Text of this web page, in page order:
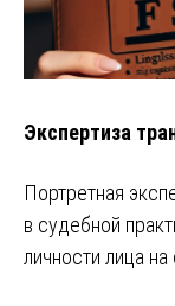
Экспертиза
Портретная
в судебной
личности лица на